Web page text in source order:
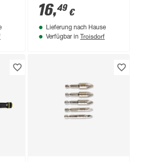
16,49 €
Lieferung nach Hause
Verfügbar in Troisdorf